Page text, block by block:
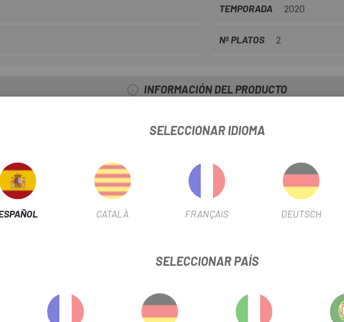
TEMPORADA 2020
Nº PLATOS 2
INFORMACIÓN DEL PRODUCTO
posiciones de conmutación
y la cadena en marchas bajas
rocas y raíces
contra caídas de cadena, golpes de cadena y ruido
SELECCIONAR IDIOMA
CATALÀ FRANÇAIS DEUTSCH
SELECCIONAR PAÍS